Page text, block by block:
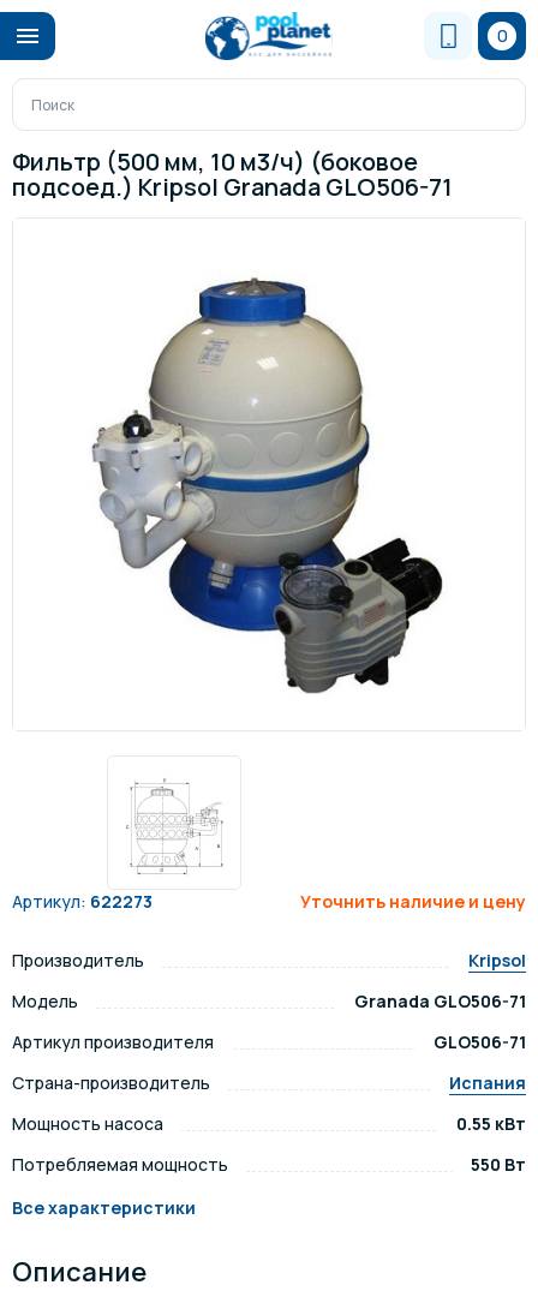
0
Фильтр (500 мм, 10 м3/ч) (боковое
подсоед.) Kripsol Granada GLO506-71
Артикул: 622273 Уточнить наличие и цену
Производитель
Kripsol
Модель
Granada GLO506-71
Артикул производителя
GLO506-71
Страна-производитель
Испания
Мощность насоса
0.55 кВт
Потребляемая мощность
550 Вт
Все характеристики
Описание